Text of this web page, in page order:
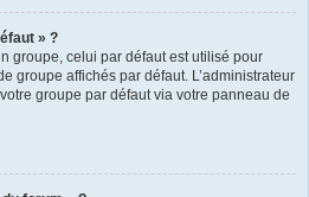
» ?
groupe, celui par défaut est utilisé pour
groupe affichés par défaut. L’administrateur
groupe par défaut via votre panneau de